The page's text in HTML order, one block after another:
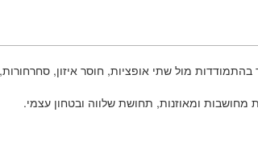
מול שתי אופציות, חוסר איזון,
ומאוזנות, תחושת שלווה ובטחון עצמי.